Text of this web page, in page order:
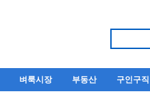
벼룩시장 부동산 구인구직